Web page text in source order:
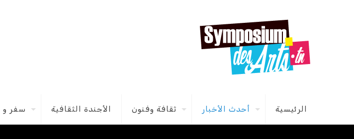
الرئيسية أحدث الأخبار ثقافة وفنون الأجندة الثقافية سفر و